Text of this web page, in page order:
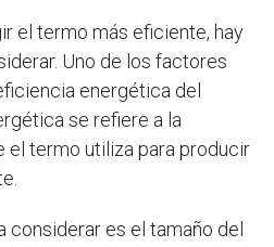
el termo más eficiente, hay
Uno de los factores
energética del
se refiere a la
el termo utiliza para producir
considerar es el tamaño del